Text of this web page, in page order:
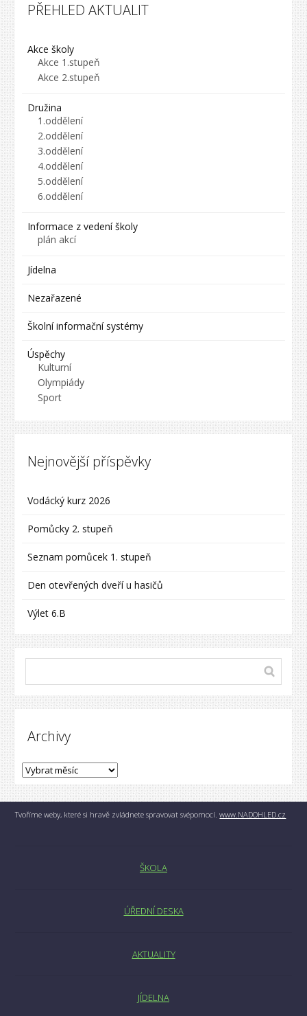
PŘEHLED AKTUALIT
Akce školy
Akce 1.stupeň
Akce 2.stupeň
Družina
1.oddělení
2.oddělení
3.oddělení
4.oddělení
5.oddělení
6.oddělení
Informace z vedení školy
plán akcí
Jídelna
Nezařazené
Školní informační systémy
Úspěchy
Kulturní
Olympiády
Sport
Nejnovější příspěvky
Vodácký kurz 2026
Pomůcky 2. stupeň
Seznam pomůcek 1. stupeň
Den otevřených dveří u hasičů
Výlet 6.B
Archivy
Tvoříme weby, které si hravě zvládnete spravovat svépomocí.www.NADOHLED.cz
ŠKOLA
ÚŘEDNÍ DESKA
AKTUALITY
JÍDELNA